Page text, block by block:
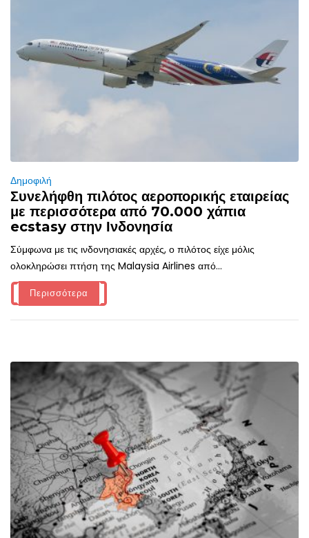
Δημοφιλή
Συνελήφθη πιλότος αεροπορικής εταιρείας
με περισσότερα από 70.000 χάπια
ecstasy στην Ινδονησία
Σύμφωνα με τις ινδονησιακές αρχές, ο πιλότος είχε μόλις
ολοκληρώσει πτήση της Malaysia Airlines από...
Περισσότερα